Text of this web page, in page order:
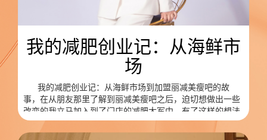
我的减肥创业记：从海鲜市
场
我的减肥创业记：从海鲜市场到加盟丽减美瘦吧的故
事，在从朋友那里了解到丽减美瘦吧之后，迫切想做出一些
改变的我立马加入到了门店的减肥大军中。有了这样的想法
之后，我就开始联系吉林市场代理商，在她的支持和帮助下
接手了延庆小区店，一直经营至今。